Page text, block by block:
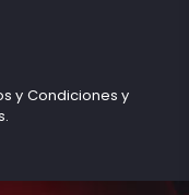
y Condiciones y